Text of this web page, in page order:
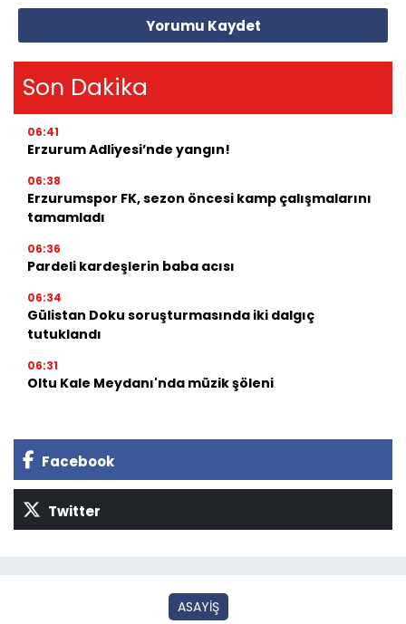
Yorumu Kaydet
Son Dakika
06:41
Erzurum Adliyesi’nde yangın!
06:38
Erzurumspor FK, sezon öncesi kamp çalışmalarını
tamamladı
06:36
Pardeli kardeşlerin baba acısı
06:34
Gülistan Doku soruşturmasında iki dalgıç
tutuklandı
06:31
Oltu Kale Meydanı'nda müzik şöleni
Facebook
Twitter
ASAYİŞ